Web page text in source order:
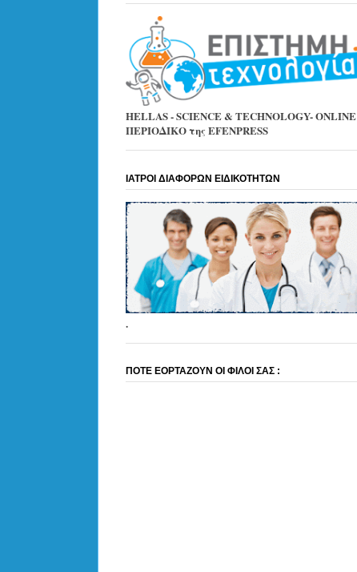
HELLAS - SCIENCE & TECHNOLOGY- ONLINE
ΠΕΡΙΟΔΙΚΟ της EFENPRESS
ΙΑΤΡΟΙ ΔΙΑΦΟΡΩΝ ΕΙΔΙΚΟΤΗΤΩΝ
.
ΠΟΤΕ ΕΟΡΤΑΖΟΥΝ ΟΙ ΦΙΛΟΙ ΣΑΣ :